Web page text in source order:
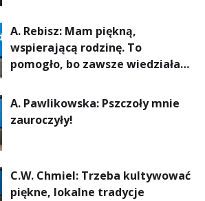
A. Rebisz: Mam piękną,
wspierającą rodzinę. To
pomogło, bo zawsze wiedziałam,
najważniejsza
A. Pawlikowska: Pszczoły mnie
zauroczyły!
C.W. Chmiel: Trzeba kultywować
piękne, lokalne tradycje